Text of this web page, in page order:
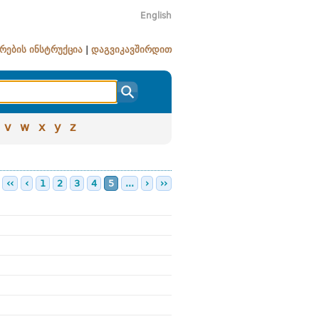
English
ინსტრუქცია დაგვიკავშირდით
v w x y z
‹‹ ‹ 1 2 3 4 5 ... › ››